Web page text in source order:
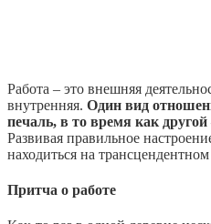
Работа – это внешняя
внутренняя. Один вид
печаль, в то время как другой
Развивая правильное
находиться на
Притча о работе